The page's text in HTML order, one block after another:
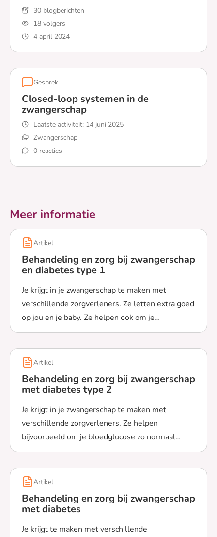
30 blogberichten
18 volgers
4 april 2024
Lees meer over Net diagnose type 2? Deze 8 artikelen
Gesprek
Closed-loop systemen in de
zwangerschap
Laatste activiteit: 14 juni 2025
Zwangerschap
0 reacties
Lees meer over Closed-loop systemen in de
Meer informatie
Artikel
Behandeling en zorg bij zwangerschap
en diabetes type 1
Je krijgt in je zwangerschap te maken met
verschillende zorgverleners. Ze letten extra goed
op jou en je baby. Ze helpen ook om je
bloedglucose zo normaal mogelijk te houden.
Lees meer over Behandeling en zorg bij zwangerschap
Artikel
Behandeling en zorg bij zwangerschap
met diabetes type 2
Je krijgt in je zwangerschap te maken met
verschillende zorgverleners. Ze helpen
bijvoorbeeld om je bloedglucose zo normaal
mogelijk te houden. Dit is belangrijk voor de baby.
Lees meer over Behandeling en zorg bij zwangerschap
Artikel
Behandeling en zorg bij zwangerschap
met diabetes
Je krijgt te maken met verschillende